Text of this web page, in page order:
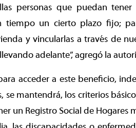
personas que puedan tener
tiempo un cierto plazo fijo;
y vincularlas a través de
adelante”, agregó la
acceder a este beneficio,
se mantendrá, los criterios
un Registro Social de